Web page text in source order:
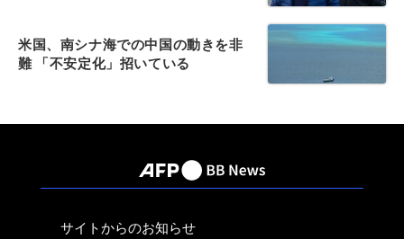
米国、南シナ海での中国の動きを非
難 「不安定化」招いている
サイトからのお知らせ